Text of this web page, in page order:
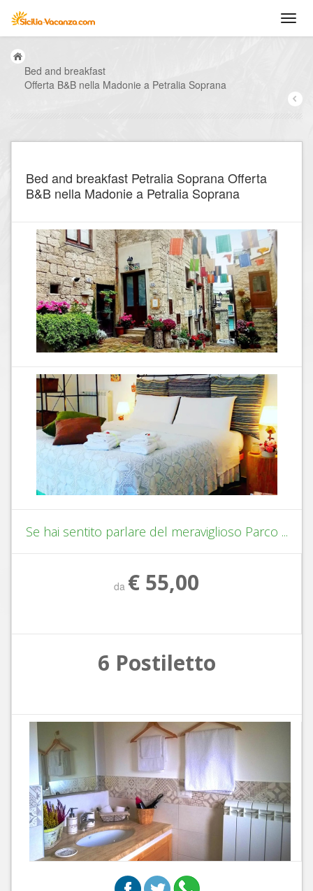
Bed and breakfast
Offerta B&B nella Madonie a Petralia Soprana
Bed and breakfast Petralia Soprana Offerta
B&B nella Madonie a Petralia Soprana
Se hai sentito parlare del meraviglioso Parco ...
da € 55,00
6 Postiletto